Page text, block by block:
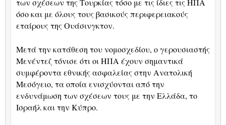
των σχέσεων της Τουρκίας τόσο με τις ίδιες τις ΗΠΑ
όσο και με όλους τους βασικούς περιφερειακούς
εταίρους της Ουάσινγκτον.
Μετά την κατάθεση του νομοσχεδίου, ο γερουσιαστής
Μενέντεζ τόνισε ότι οι ΗΠΑ έχουν σημαντικά
συμφέροντα εθνικής ασφαλείας στην Ανατολική
Μεσόγειο, τα οποία ενισχύονται από την
ενδυνάμωση των σχέσεων τους με την Ελλάδα, το
Ισραήλ και την Κύπρο.